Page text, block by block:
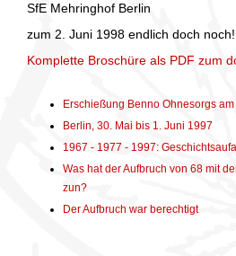
SfE Mehringhof Berlin
zum 2. Juni 1998 endlich doch noch!
Komplette Broschüre als PDF zum
Erschießung Benno Ohnesorgs
Berlin, 30. Mai bis 1. Juni 1997
1967 - 1977 - 1997:
Was hat der Aufbruch von 68 mit
zun?
Der Aufbruch war berechtigt